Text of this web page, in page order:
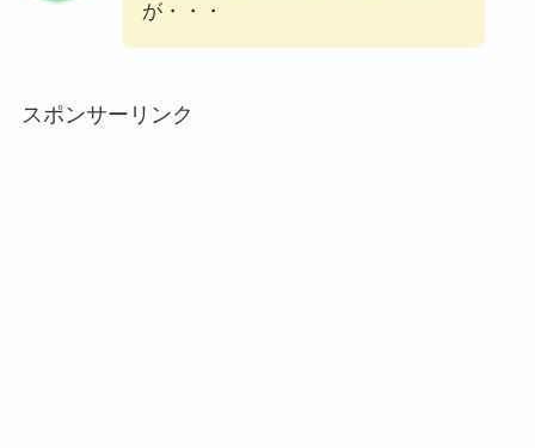
が・・・
スポンサーリンク